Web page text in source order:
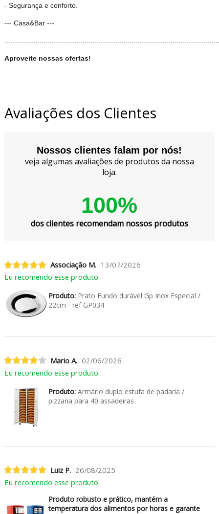
- Segurança e conforto.
--- Casa&Bar ---
Aproveite nossas ofertas!
Avaliações dos Clientes
Nossos clientes falam por nós!
veja algumas avaliações de produtos da nossa
loja.
100%
dos clientes recomendam nossos produtos
Associação M. 13/07/2026
Eu recomendo esse produto.
Produto:Prato Fundo durável Gp Inox Especial /
22cm - ref GP034
Mario A. 02/06/2026
Eu recomendo esse produto.
Produto:Armário duplo estufa de padaria /
pizzaria para 40 assadeiras
Luiz P. 26/08/2025
Eu recomendo esse produto.
Produto robusto e prático, mantém a
temperatura dos alimentos por horas e garante